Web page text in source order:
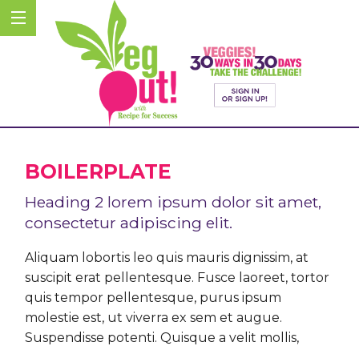
BOILERPLATE
Heading 2 lorem ipsum dolor sit amet,
consectetur adipiscing elit.
Aliquam lobortis leo quis mauris dignissim, at
suscipit erat pellentesque. Fusce laoreet, tortor
quis tempor pellentesque, purus ipsum
molestie est, ut viverra ex sem et augue.
Suspendisse potenti. Quisque a velit mollis,